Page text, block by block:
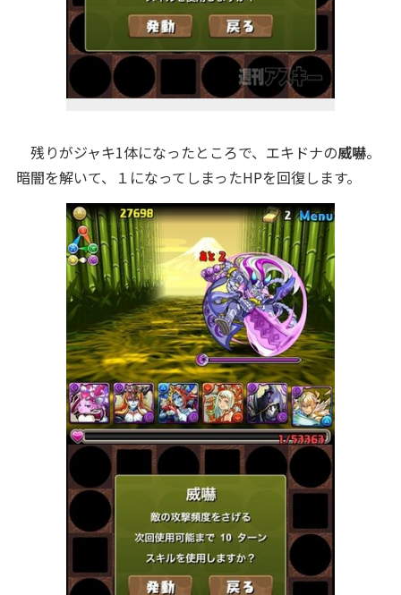
残りがジャキ1体になったところで、エキドナの威嚇。
暗闇を解いて、１になってしまったHPを回復します。